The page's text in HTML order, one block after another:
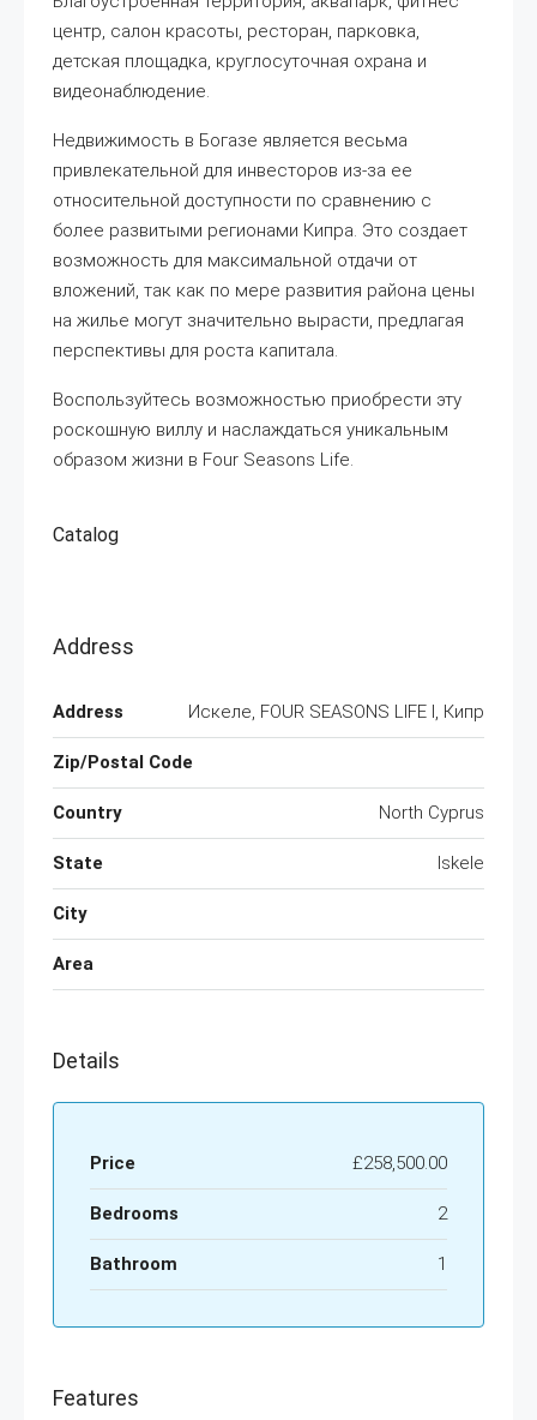
центр, салон красоты, ресторан, парковка,
детская площадка, круглосуточная охрана и
видеонаблюдение.
Недвижимость в Богазе является весьма
привлекательной для инвесторов из-за ее
относительной доступности по сравнению с
более развитыми регионами Кипра. Это создает
возможность для максимальной отдачи от
вложений, так как по мере развития района цены
на жилье могут значительно вырасти, предлагая
перспективы для роста капитала.
Воспользуйтесь возможностью приобрести эту
роскошную виллу и наслаждаться уникальным
образом жизни в Four Seasons Life.
Catalog
Address
Address Искеле, FOUR SEASONS LIFE I, Кипр
Zip/Postal Code
Country North Cyprus
State Iskele
City
Area
Details
Price £258,500.00
Bedrooms 2
Bathroom 1
Features